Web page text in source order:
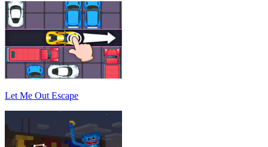
Let Me Out Escape